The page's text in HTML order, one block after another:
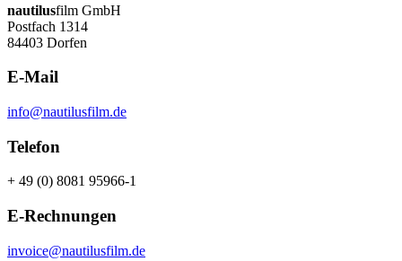
nautilusfilm GmbH
Postfach 1314
84403 Dorfen
E-Mail
info@nautilusfilm.de
Telefon
+ 49 (0) 8081 95966-1
E-Rechnungen
invoice@nautilusfilm.de